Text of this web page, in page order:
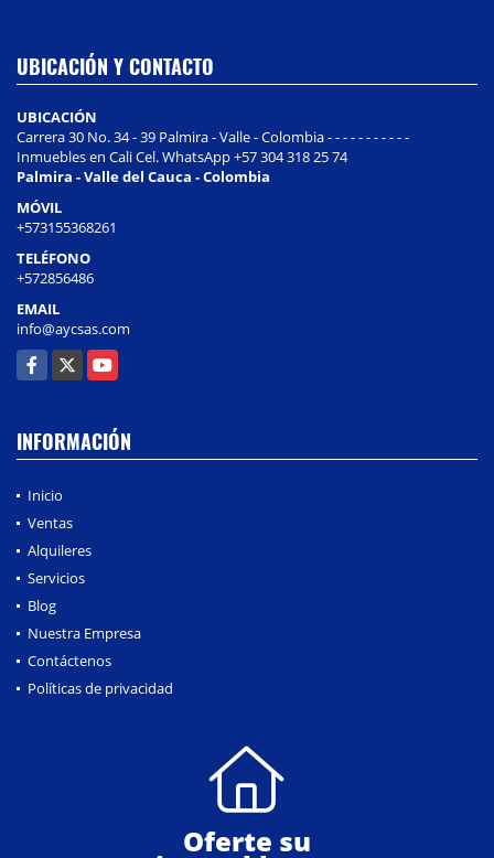
UBICACIÓN Y CONTACTO
UBICACIÓN
Carrera 30 No. 34 - 39 Palmira - Valle - Colombia - - - - - - - - - - -
Inmuebles en Cali Cel. WhatsApp +57 304 318 25 74
Palmira - Valle del Cauca - Colombia
MÓVIL
+573155368261
TELÉFONO
+572856486
EMAIL
info@aycsas.com
Facebook
X YouTube
INFORMACIÓN
Inicio
Ventas
Alquileres
Servicios
Blog
Nuestra Empresa
Contáctenos
Políticas de privacidad
Oferte su